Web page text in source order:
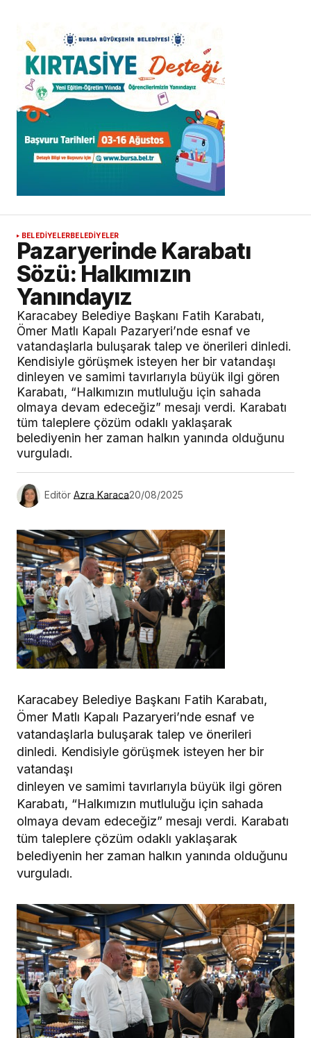
BELEDİYELERBELEDİYELER
Pazaryerinde Karabatı
Sözü: Halkımızın
Yanındayız
Karacabey Belediye Başkanı Fatih Karabatı,
Ömer Matlı Kapalı Pazaryeri’nde esnaf ve
vatandaşlarla buluşarak talep ve önerileri dinledi.
Kendisiyle görüşmek isteyen her bir vatandaşı
dinleyen ve samimi tavırlarıyla büyük ilgi gören
Karabatı, “Halkımızın mutluluğu için sahada
olmaya devam edeceğiz” mesajı verdi. Karabatı
tüm taleplere çözüm odaklı yaklaşarak
belediyenin her zaman halkın yanında olduğunu
vurguladı.
Editör Azra Karaca20/08/2025
Karacabey Belediye Başkanı Fatih Karabatı,
Ömer Matlı Kapalı Pazaryeri’nde esnaf ve
vatandaşlarla buluşarak talep ve önerileri
dinledi. Kendisiyle görüşmek isteyen her bir
vatandaşı
dinleyen ve samimi tavırlarıyla büyük ilgi gören
Karabatı, “Halkımızın mutluluğu için sahada
olmaya devam edeceğiz” mesajı verdi. Karabatı
tüm taleplere çözüm odaklı yaklaşarak
belediyenin her zaman halkın yanında olduğunu
vurguladı.